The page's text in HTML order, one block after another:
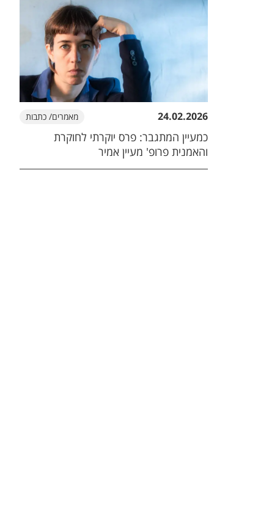
24.02.2026 מאמרים/ כתבות
כמעיין המתגבר: פרס יוקרתי לחוקרת
והאמנית פרופ' מעיין אמיר